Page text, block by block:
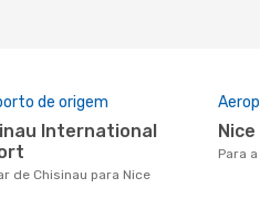
de origem
de Chisinau para Nice
Para